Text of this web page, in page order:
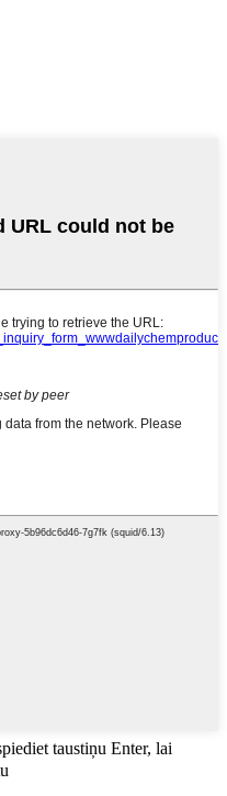
taustiņu Enter, lai